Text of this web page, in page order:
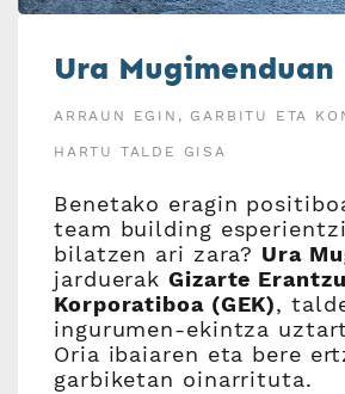
Ura Mugimenduan
ARRAUN EGIN, GARBITU ETA
HARTU TALDE GISA
Benetako eragin
team building
bilatzen ari zara? Ura
jarduerakGizarte
Korporatiboa (GEK),
ingurumen-ekintza
Oria ibaiaren eta bere
garbiketan oinarrituta.